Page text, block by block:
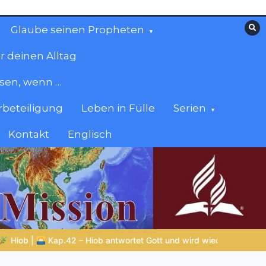
Glaube seinen Propheten
deinen Alltag
wenn …
Leben in Fülle Serien
Kontakt Englisch
und wird wiederhergestellt ZURÜCK ZUR QUELLE DES